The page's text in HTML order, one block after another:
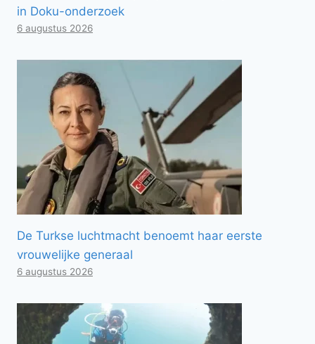
in Doku-onderzoek
6 augustus 2026
De Turkse luchtmacht benoemt haar eerste
vrouwelijke generaal
6 augustus 2026